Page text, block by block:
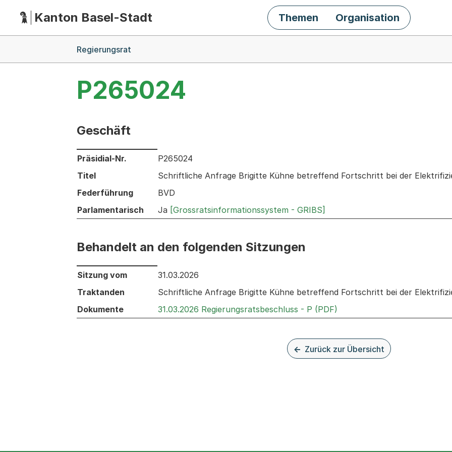
HauptnavigationKanton Basel-Stadt Themen Organisation
Regierungsrat
P265024
Geschäft
Informationen zum Ausgewählten Geschäft
Präsidial-Nr.
P265024
Titel
Schriftliche Anfrage Brigitte Kühne betreffend Fortschritt bei der
Federführung
BVD
Parlamentarisch
Ja [Grossratsinformationssystem - GRIBS]
Behandelt an den folgenden Sitzungen
Behandelt an den folgenden Sitzungen: Informationen zu den Sitzungen zum Geschäft
Sitzung vom
31.03.2026
Traktanden
Schriftliche Anfrage Brigitte Kühne betreffend Fortschritt bei der
Dokumente
31.03.2026 Regierungsratsbeschluss - P (PDF)
Zurück zur Übersicht